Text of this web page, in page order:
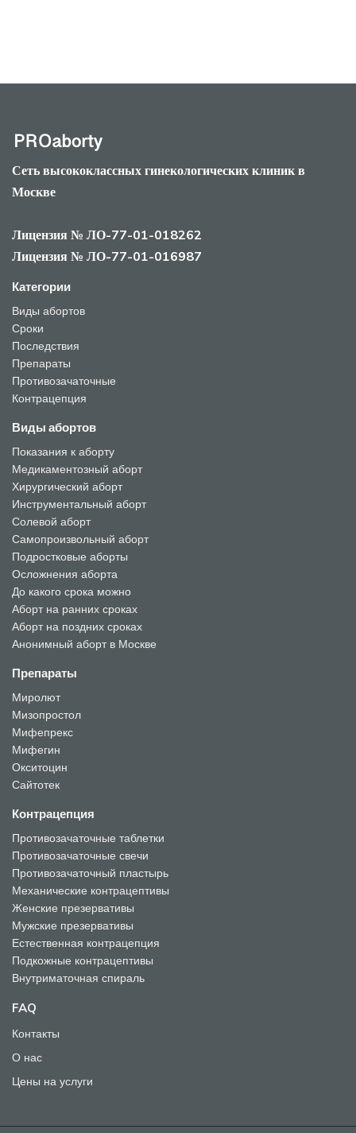
Сеть высококлассных гинекологических клиник в
Москве
Лицензия № ЛО-77-01-018262
Лицензия № ЛО-77-01-016987
Категории
Виды абортов
Сроки
Последствия
Препараты
Противозачаточные
Контрацепция
Виды абортов
Показания к аборту
Медикаментозный аборт
Хирургический аборт
Инструментальный аборт
Солевой аборт
Самопроизвольный аборт
Подростковые аборты
Осложнения аборта
До какого срока можно
Аборт на ранних сроках
Аборт на поздних сроках
Анонимный аборт в Москве
Препараты
Миролют
Мизопростол
Мифепрекс
Мифегин
Окситоцин
Сайтотек
Контрацепция
Противозачаточные таблетки
Противозачаточные свечи
Противозачаточный пластырь
Механические контрацептивы
Женские презервативы
Мужские презервативы
Естественная контрацепция
Подкожные контрацептивы
Внутриматочная спираль
FAQ
Контакты
О нас
Цены на услуги